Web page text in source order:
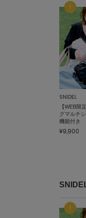
SNIDEL
【WEB限
グマルチ
機能付き
¥9,900